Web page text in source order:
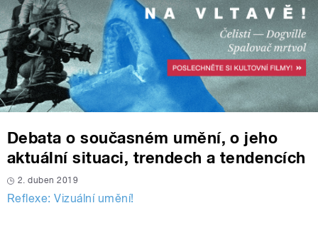
Debata o současném umění, o jeho
aktuální situaci, trendech a tendencích
2. duben 2019
Reflexe: Vizuální umění!